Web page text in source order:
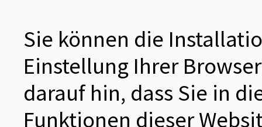
Sie können die
Einstellung Ihrer
darauf hin, dass Sie in
Funktionen dieser